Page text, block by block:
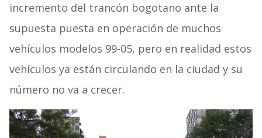
incremento del trancón bogotano ante la
supuesta puesta en operación de muchos
vehículos modelos 99-05, pero en realidad estos
vehículos ya están circulando en la ciudad y su
número no va a crecer.